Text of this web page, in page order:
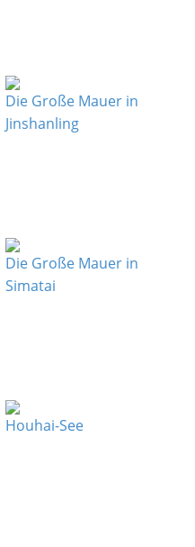
Die Große Mauer in
Jinshanling
Die Große Mauer in
Simatai
Houhai-See